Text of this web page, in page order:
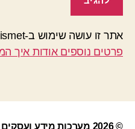
אתר זו עושה שימוש ב-Akismet כדי לסנן תגובות זבל.
פרטים נוספים אודות איך
© 2026 מערכות מידע